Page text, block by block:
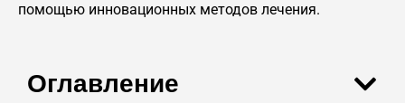
помощью инновационных методов лечения.
Оглавление